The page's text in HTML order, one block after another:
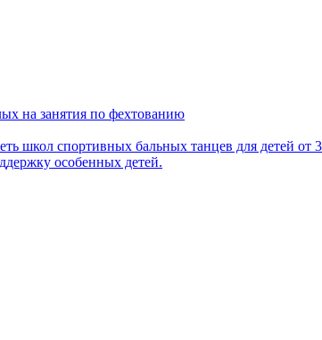
на занятия по фехтованию
школ спортивных бальных танцев для детей от
особенных детей.